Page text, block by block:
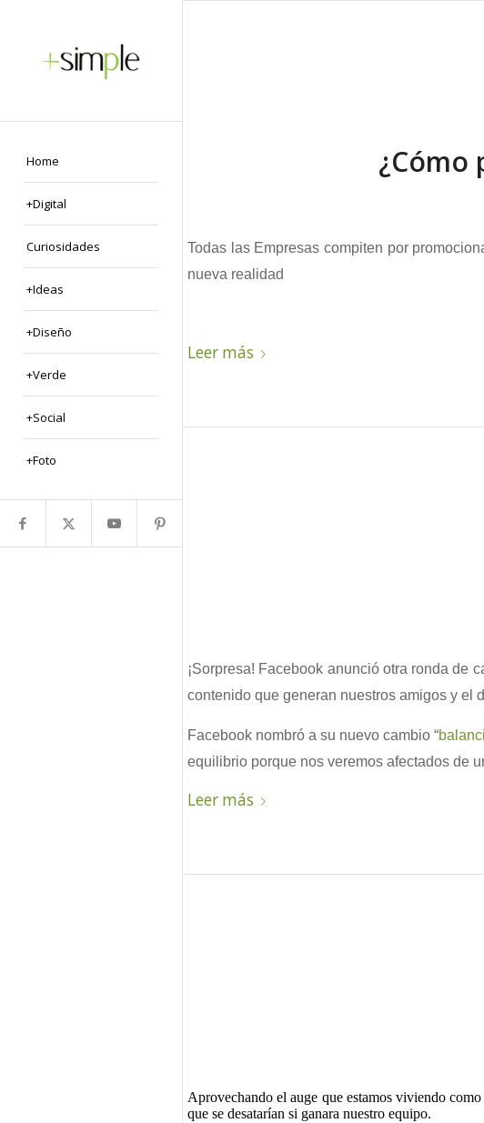
Home
+Digital
Curiosidades
+Ideas
+Diseño
+Verde
+Social
+Foto
¿Cómo
Todas las Empresas compiten por
nueva realidad
Leer más
¡Sorpresa! Facebook anunció otra ronda de
contenido que generan nuestros amigos y el
Facebook nombró a su nuevo cambio “
equilibrio porque nos veremos afectados de
Leer más
Aprovechando el auge que estamos viviendo
que se desatarían si ganara nuestro equipo.